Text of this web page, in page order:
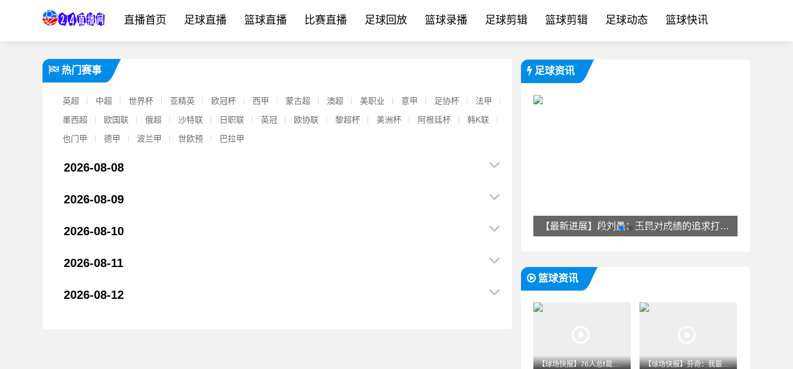
直播首页 足球直播 篮球直播 比赛直播 足球回放 篮球录播 足球剪辑 篮球剪辑 足球动态 篮球快讯
热门赛事
英超 中超 世界杯 亚精英 欧冠杯 西甲 蒙古超 澳超 美职业 意甲 足协杯
法甲
墨西超
欧国联 俄超 沙特联 日职联 英冠 欧协联 黎超杯 美洲杯 阿根廷杯
韩K联
也门甲
德甲 波兰甲 世欧预 巴拉甲
2026-08-08
2026-08-09
2026-08-10
2026-08-11
2026-08-12
足球资讯
【最新爆料】冲几冠？阿森纳潜在首⚾发：赖斯吉马良斯厄德高3中 【最新进展】段刘愚：玉昆对成绩的追求打动了我，会⚽⬇️用最好
篮球资讯
【球场快报】76人总❗裁：詹姆斯有很多绝佳去处 非常幸运他⚽ 【球场快报】芬奇：我最大的遗憾是去年对勇士赛⬇️后公开批评了